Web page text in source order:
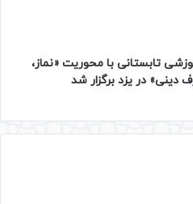
تابستانی با محوریت «نماز،
دینی» در یزد برگزار شد